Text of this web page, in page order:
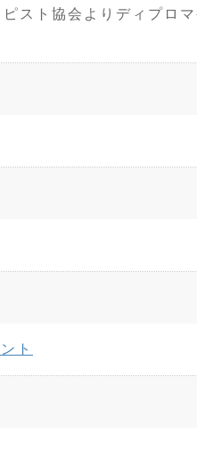
スト協会よりディプロマ
ト